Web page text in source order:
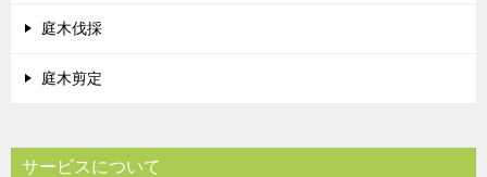
庭木伐採
庭木剪定
サービスについて